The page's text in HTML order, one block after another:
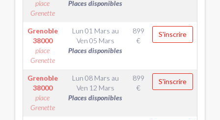
place
Grenette
Places disponibles
Grenoble
38000
place
Grenette
Lun 01 Mars au
Ven 05 Mars
Places disponibles
899
€
S'inscrire
Grenoble
38000
place
Grenette
Lun 08 Mars au
Ven 12 Mars
Places disponibles
899
€
S'inscrire